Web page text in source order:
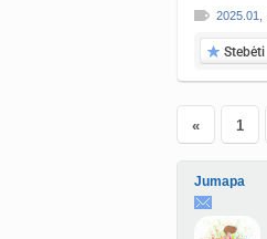
2025.01
Stebėti
« 1
Jumapa